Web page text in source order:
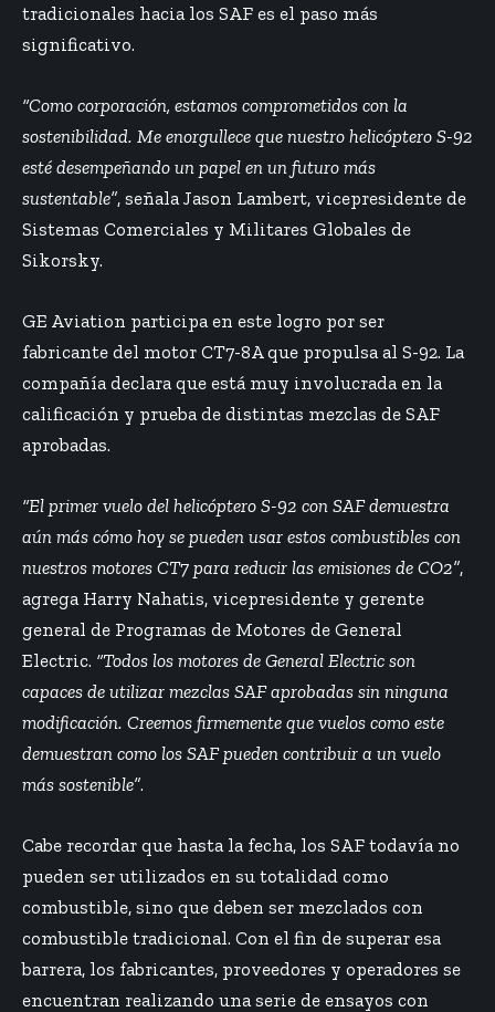
tradicionales hacia los SAF es el paso más
significativo.
“Como corporación, estamos comprometidos con la
sostenibilidad. Me enorgullece que nuestro helicóptero S-92
esté desempeñando un papel en un futuro más
sustentable”, señala Jason Lambert, vicepresidente de
Sistemas Comerciales y Militares Globales de
Sikorsky.
GE Aviation participa en este logro por ser
fabricante del motor CT7-8A que propulsa al S-92. La
compañía declara que está muy involucrada en la
calificación y prueba de distintas mezclas de SAF
aprobadas.
“El primer vuelo del helicóptero S-92 con SAF demuestra
aún más cómo hoy se pueden usar estos combustibles con
nuestros motores CT7 para reducir las emisiones de CO2”,
agrega Harry Nahatis, vicepresidente y gerente
general de Programas de Motores de General
Electric. “Todos los motores de General Electric son
capaces de utilizar mezclas SAF aprobadas sin ninguna
modificación. Creemos firmemente que vuelos como este
demuestran como los SAF pueden contribuir a un vuelo
más sostenible”.
Cabe recordar que hasta la fecha, los SAF todavía no
pueden ser utilizados en su totalidad como
combustible, sino que deben ser mezclados con
combustible tradicional. Con el fin de superar esa
barrera, los fabricantes, proveedores y operadores se
encuentran realizando una serie de ensayos con